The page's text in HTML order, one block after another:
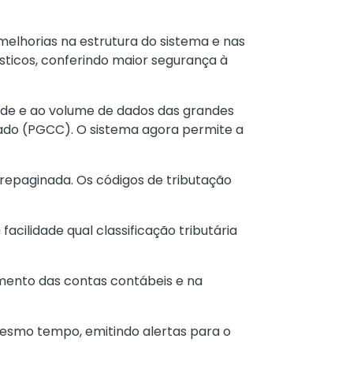
na estrutura do sistema e nas
conferindo maior segurança à
e ao volume de dados das grandes
(PGCC). O sistema agora permite a
Os códigos de tributação
qual classificação tributária
das contas contábeis e na
tempo, emitindo alertas para o